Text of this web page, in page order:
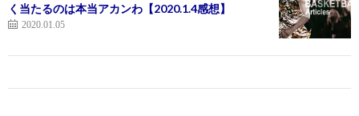
く当たるのは本当アカンわ【2020.1.4感想】
2020.01.05